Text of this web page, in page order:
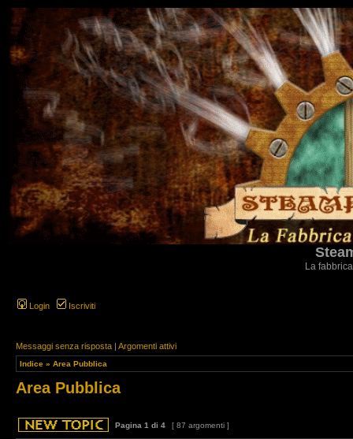
La
Login Iscriviti
Messaggi senza risposta | Argomenti attivi
Indice » Area Pubblica
Area Pubblica
Pagina 1 di 4 [ 87 argomenti ]